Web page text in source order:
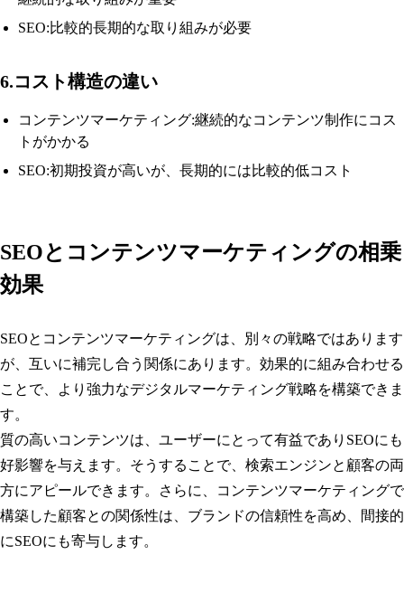
SEO:比較的長期的な取り組みが必要
6.コスト構造の違い
コンテンツマーケティング:継続的なコンテンツ制作にコス
トがかかる
SEO:初期投資が高いが、長期的には比較的低コスト
SEOとコンテンツマーケティングの相乗
効果
SEOとコンテンツマーケティングは、別々の戦略ではあります
が、互いに補完し合う関係にあります。効果的に組み合わせる
ことで、より強力なデジタルマーケティング戦略を構築できま
す。
質の高いコンテンツは、ユーザーにとって有益でありSEOにも
好影響を与えます。そうすることで、検索エンジンと顧客の両
方にアピールできます。さらに、コンテンツマーケティングで
構築した顧客との関係性は、ブランドの信頼性を高め、間接的
にSEOにも寄与します。